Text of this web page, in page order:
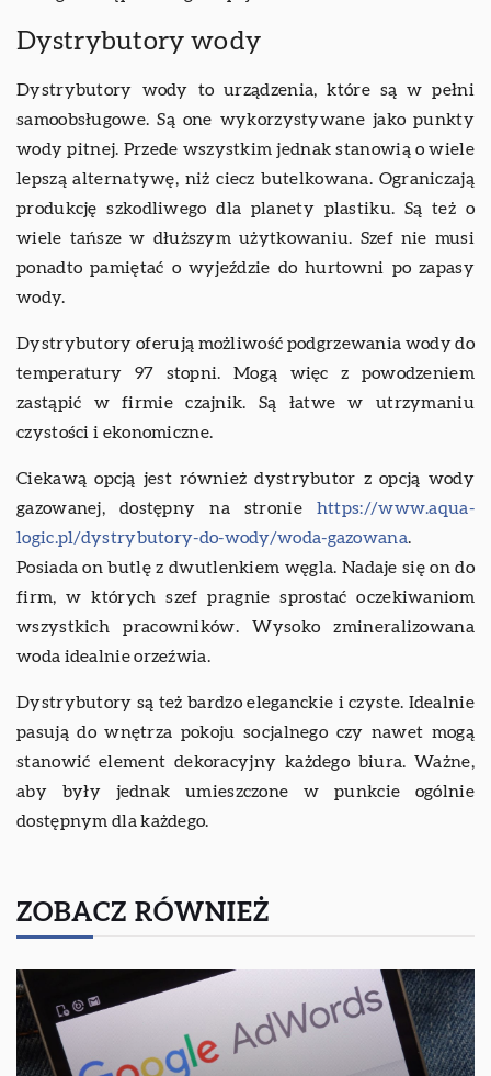
Dystrybutory wody
Dystrybutory wody to urządzenia, które są w pełni
samoobsługowe. Są one wykorzystywane jako punkty
wody pitnej. Przede wszystkim jednak stanowią o wiele
lepszą alternatywę, niż ciecz butelkowana. Ograniczają
produkcję szkodliwego dla planety plastiku. Są też o
wiele tańsze w dłuższym użytkowaniu. Szef nie musi
ponadto pamiętać o wyjeździe do hurtowni po zapasy
wody.
Dystrybutory oferują możliwość podgrzewania wody do
temperatury 97 stopni. Mogą więc z powodzeniem
zastąpić w firmie czajnik. Są łatwe w utrzymaniu
czystości i ekonomiczne.
Ciekawą opcją jest również dystrybutor z opcją wody
gazowanej, dostępny na stronie https://www.aqua-
logic.pl/dystrybutory-do-wody/woda-gazowana.
Posiada on butlę z dwutlenkiem węgla. Nadaje się on do
firm, w których szef pragnie sprostać oczekiwaniom
wszystkich pracowników. Wysoko zmineralizowana
woda idealnie orzeźwia.
Dystrybutory są też bardzo eleganckie i czyste. Idealnie
pasują do wnętrza pokoju socjalnego czy nawet mogą
stanowić element dekoracyjny każdego biura. Ważne,
aby były jednak umieszczone w punkcie ogólnie
dostępnym dla każdego.
ZOBACZ RÓWNIEŻ